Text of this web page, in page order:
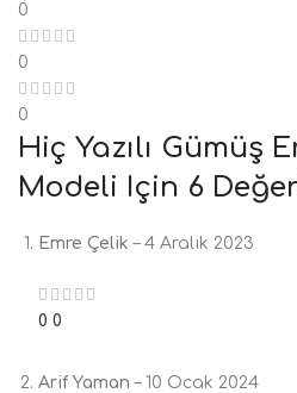
0
0
0
Hiç Yazılı Gümüş
Modeli Için 6
Emre Çelik– 4 Aralık 2023
0 0
Arif Yaman– 10 Ocak 2024